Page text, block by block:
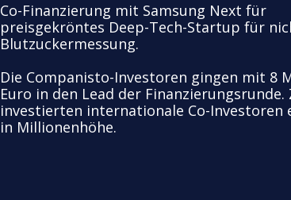
Co-Finanzierung mit Samsung Next für
preisgekröntes Deep-Tech-Startup für
Blutzuckermessung.
Die Companisto-Investoren gingen mit 8
Euro in den Lead der Finanzierungsrunde.
investierten internationale Co-Investoren
in Millionenhöhe.